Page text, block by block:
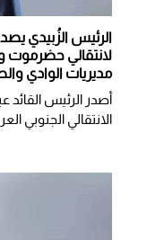
الرئيس الزُبيدي
لانتقالي حضرموت
مديريات الوادي
أصدر الرئيس
الانتقالي الجنوبي